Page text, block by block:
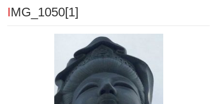
IMG_1050[1]